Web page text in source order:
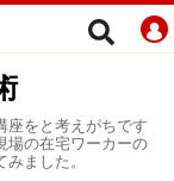
座をと考えがちです
場の在宅ワーカーの
ました。